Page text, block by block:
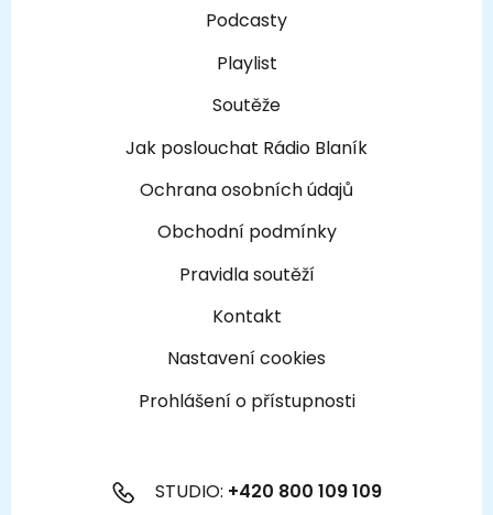
Podcasty
Playlist
Soutěže
Jak poslouchat Rádio Blaník
Ochrana osobních údajů
Obchodní podmínky
Pravidla soutěží
Kontakt
Nastavení cookies
Prohlášení o přístupnosti
STUDIO: +420 800 109 109